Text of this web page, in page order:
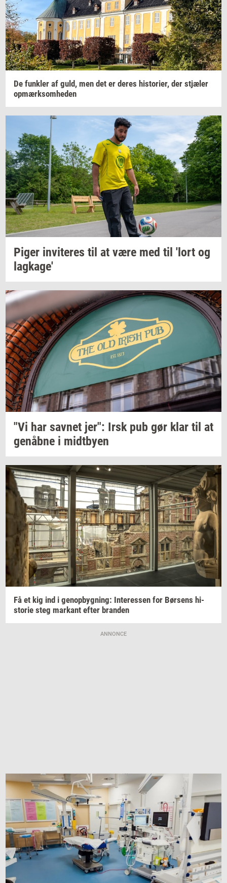
De funk­ler af guld, men det er deres hi­sto­ri­er, der stjæ­ler
op­mærk­som­he­den
Piger in­vi­te­res til at være med til 'lort og
lag­ka­ge'
"Vi har sav­net jer": Irsk pub gør klar til at
genåb­ne i midt­by­en
Få et kig ind i genop­byg­ning: In­ter­es­sen for Bør­sens hi­
sto­rie steg mar­kant efter bran­den
ANNONCE